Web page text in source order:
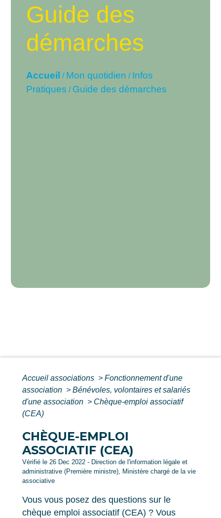
Guide des
démarches
Accueil / Mon quotidien / Infos
Pratiques / Guide des démarches
Accueil associations > Fonctionnement d'une
association > Bénévoles, volontaires et salariés
d'une association > Chèque-emploi associatif
(CEA)
CHÈQUE-EMPLOI
ASSOCIATIF (CEA)
Vérifié le 26 Dec 2022 - Direction de l'information légale et
administrative (Première ministre), Ministère chargé de la vie
associative
Vous vous posez des questions sur le
chèque emploi associatif (CEA) ? Vous